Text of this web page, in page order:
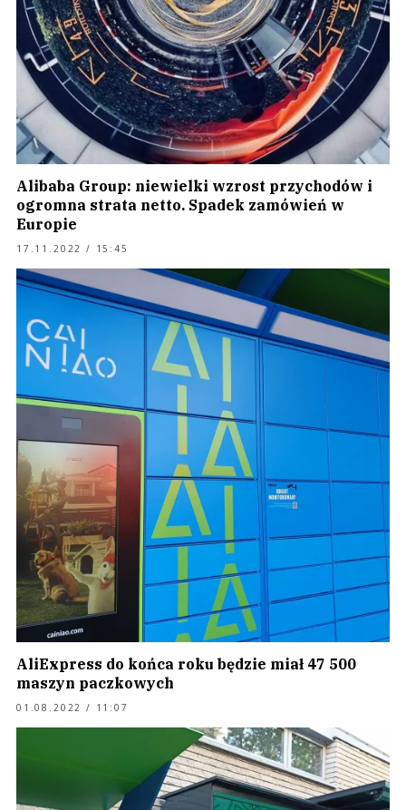
Alibaba Group: niewielki wzrost przychodów i
ogromna strata netto. Spadek zamówień w
Europie
17.11.2022 / 15:45
AliExpress do końca roku będzie miał 47 500
maszyn paczkowych
01.08.2022 / 11:07